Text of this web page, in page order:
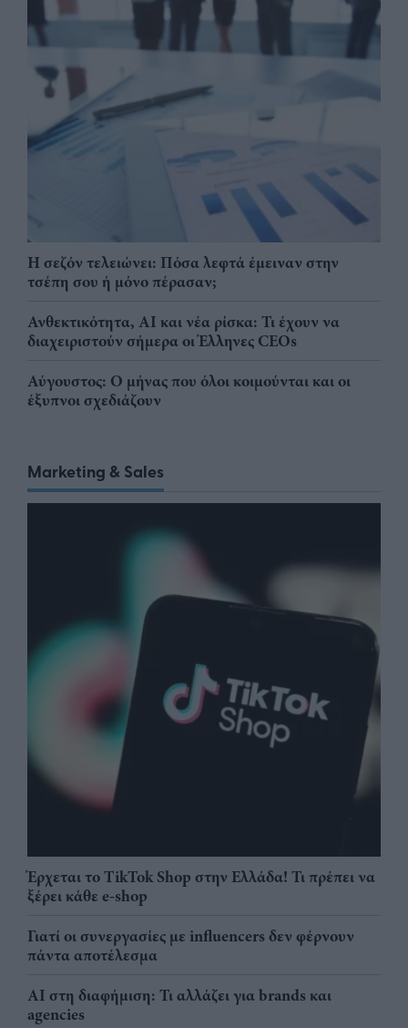
Η σεζόν τελειώνει: Πόσα λεφτά έμειναν στην
τσέπη σου ή μόνο πέρασαν;
Ανθεκτικότητα, AI και νέα ρίσκα: Τι έχουν να
διαχειριστούν σήμερα οι Έλληνες CEOs
Αύγουστος: Ο μήνας που όλοι κοιμούνται και οι
έξυπνοι σχεδιάζουν
Marketing & Sales
Έρχεται το TikTok Shop στην Ελλάδα! Τι πρέπει να
ξέρει κάθε e-shop
Γιατί οι συνεργασίες με influencers δεν φέρνουν
πάντα αποτέλεσμα
AI στη διαφήμιση: Τι αλλάζει για brands και
agencies